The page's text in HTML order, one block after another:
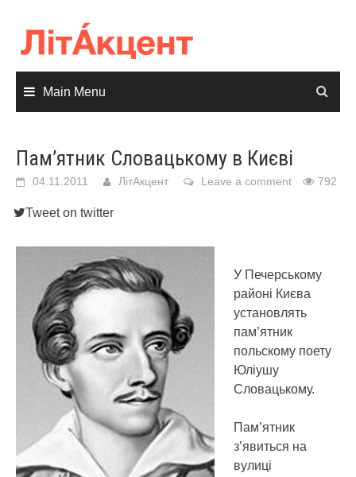
content
Main Menu
Пам’ятник Словацькому в Києві
04.11.2011 ЛітАкцент Leave a comment 792
Tweet on twitter
У Печерському
районі Києва
установлять
пам’ятник
польскому поету
Юліушу
Словацькому.
Пам’ятник
з’явиться на
вулиці